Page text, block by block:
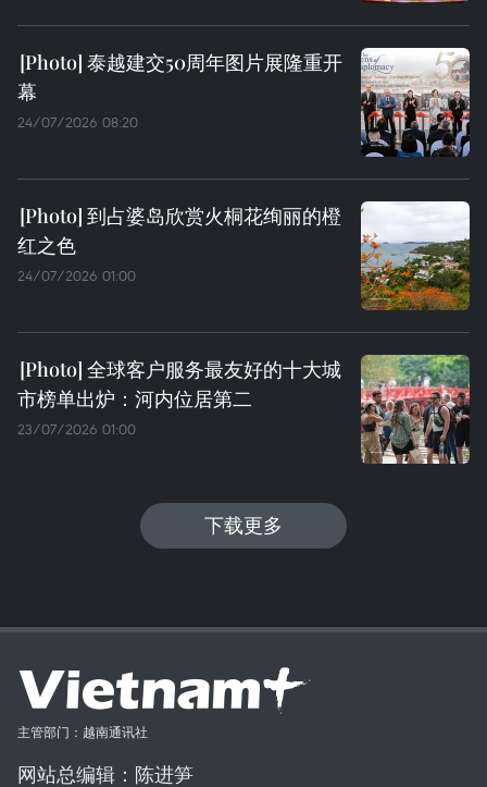
泰越建交50周年图片展隆重开
幕
24/07/2026 08:20
到占婆岛欣赏火桐花绚丽的橙
红之色
24/07/2026 01:00
全球客户服务最友好的十大城
市榜单出炉：河内位居第二
23/07/2026 01:00
下载更多
主管部门：越南通讯社
网站总编辑：陈进笋